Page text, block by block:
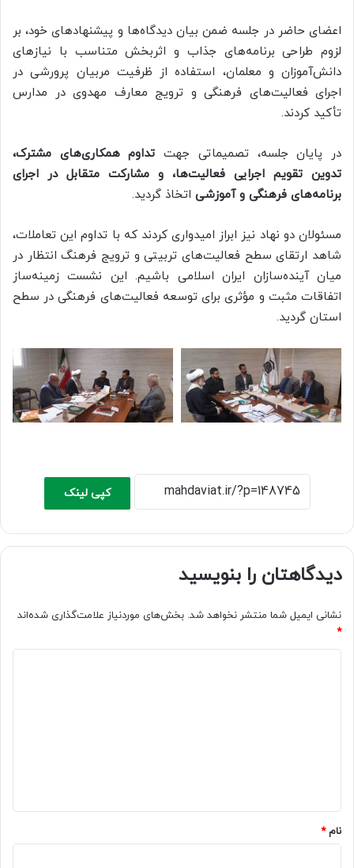
اعضای حاضر در جلسه ضمن بیان دیدگاه‌ها و پیشنهادهای خود، بر
لزوم طراحی برنامه‌های جذاب و اثربخش متناسب با نیازهای
دانش‌آموزان و معلمان، استفاده از ظرفیت مربیان پرورشی در
اجرای فعالیت‌های فرهنگی و ترویج معارف مهدوی در مدارس
تأکید کردند.
در پایان جلسه، تصمیماتی جهت تداوم همکاری‌های مشترک،
تدوین تقویم اجرایی فعالیت‌ها، و مشارکت متقابل در اجرای
برنامه‌های فرهنگی و آموزشی اتخاذ گردید.
مسئولان دو نهاد نیز ابراز امیدواری کردند که با تداوم این تعاملات،
شاهد ارتقای سطح فعالیت‌های تربیتی و ترویج فرهنگ انتظار در
میان آینده‌سازان ایران اسلامی باشیم. این نشست زمینه‌ساز
اتفاقات مثبت و مؤثری برای توسعه فعالیت‌های فرهنگی در سطح
استان گردید.
کپی لینک
دیدگاهتان را بنویسید
نشانی ایمیل شما منتشر نخواهد شد. بخش‌های موردنیاز علامت‌گذاری شده‌اند
*
نام*